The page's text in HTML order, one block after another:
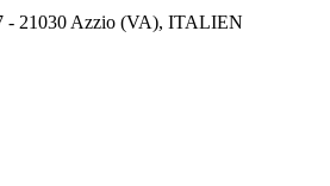
- 21030 Azzio (VA), ITALIEN